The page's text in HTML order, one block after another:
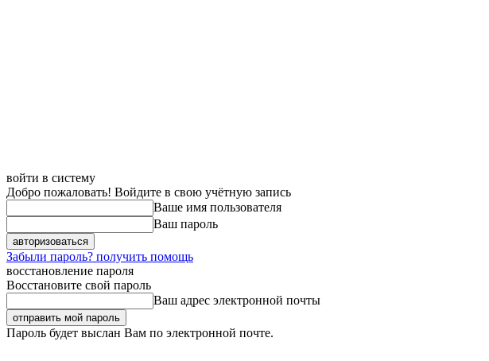
войти в систему
Добро пожаловать! Войдите в свою учётную запись
Ваше имя пользователя
Ваш пароль
Забыли пароль? получить помощь
восстановление пароля
Восстановите свой пароль
Ваш адрес электронной почты
Пароль будет выслан Вам по электронной почте.